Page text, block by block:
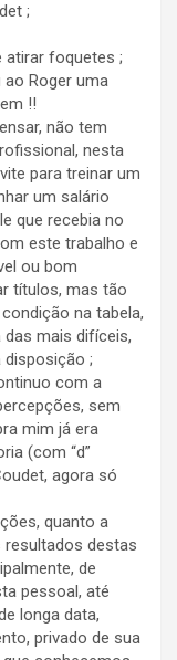
;
atirar foquetes ;
ao Roger uma
!!
não tem
nesta
para treinar um
um salário
que recebia no
este trabalho e
ou bom
títulos, mas tão
na tabela,
mais difíceis,
disposição ;
com a
sem
mim já era
(com “d”
agora só
quanto a
destas
de
pessoal, até
longa data,
privado de sua